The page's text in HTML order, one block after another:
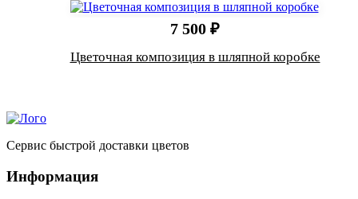
7 500 ₽
Цветочная композиция в шляпной коробке
Сервис быстрой доставки цветов
Информация